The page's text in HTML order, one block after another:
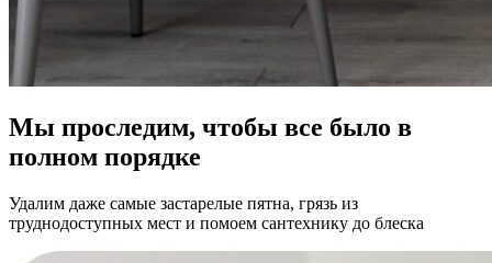
Мы проследим, чтобы все было в
полном порядке
Удалим даже самые застарелые пятна, грязь из
труднодоступных мест и помоем сантехнику до блеска